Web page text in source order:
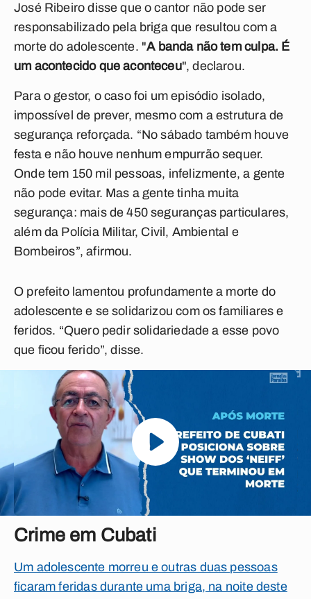
José Ribeiro disse que o cantor não pode ser
responsabilizado pela briga que resultou com a
morte do adolescente. "A banda não tem culpa. É
um acontecido que aconteceu", declarou.
Para o gestor, o caso foi um episódio isolado,
impossível de prever, mesmo com a estrutura de
segurança reforçada. “No sábado também houve
festa e não houve nenhum empurrão sequer.
Onde tem 150 mil pessoas, infelizmente, a gente
não pode evitar. Mas a gente tinha muita
segurança: mais de 450 seguranças particulares,
além da Polícia Militar, Civil, Ambiental e
Bombeiros”, afirmou.
O prefeito lamentou profundamente a morte do
adolescente e se solidarizou com os familiares e
feridos. “Quero pedir solidariedade a esse povo
que ficou ferido”, disse.
Crime em Cubati
Um adolescente morreu e outras duas pessoas
ficaram feridas durante uma briga, na noite deste